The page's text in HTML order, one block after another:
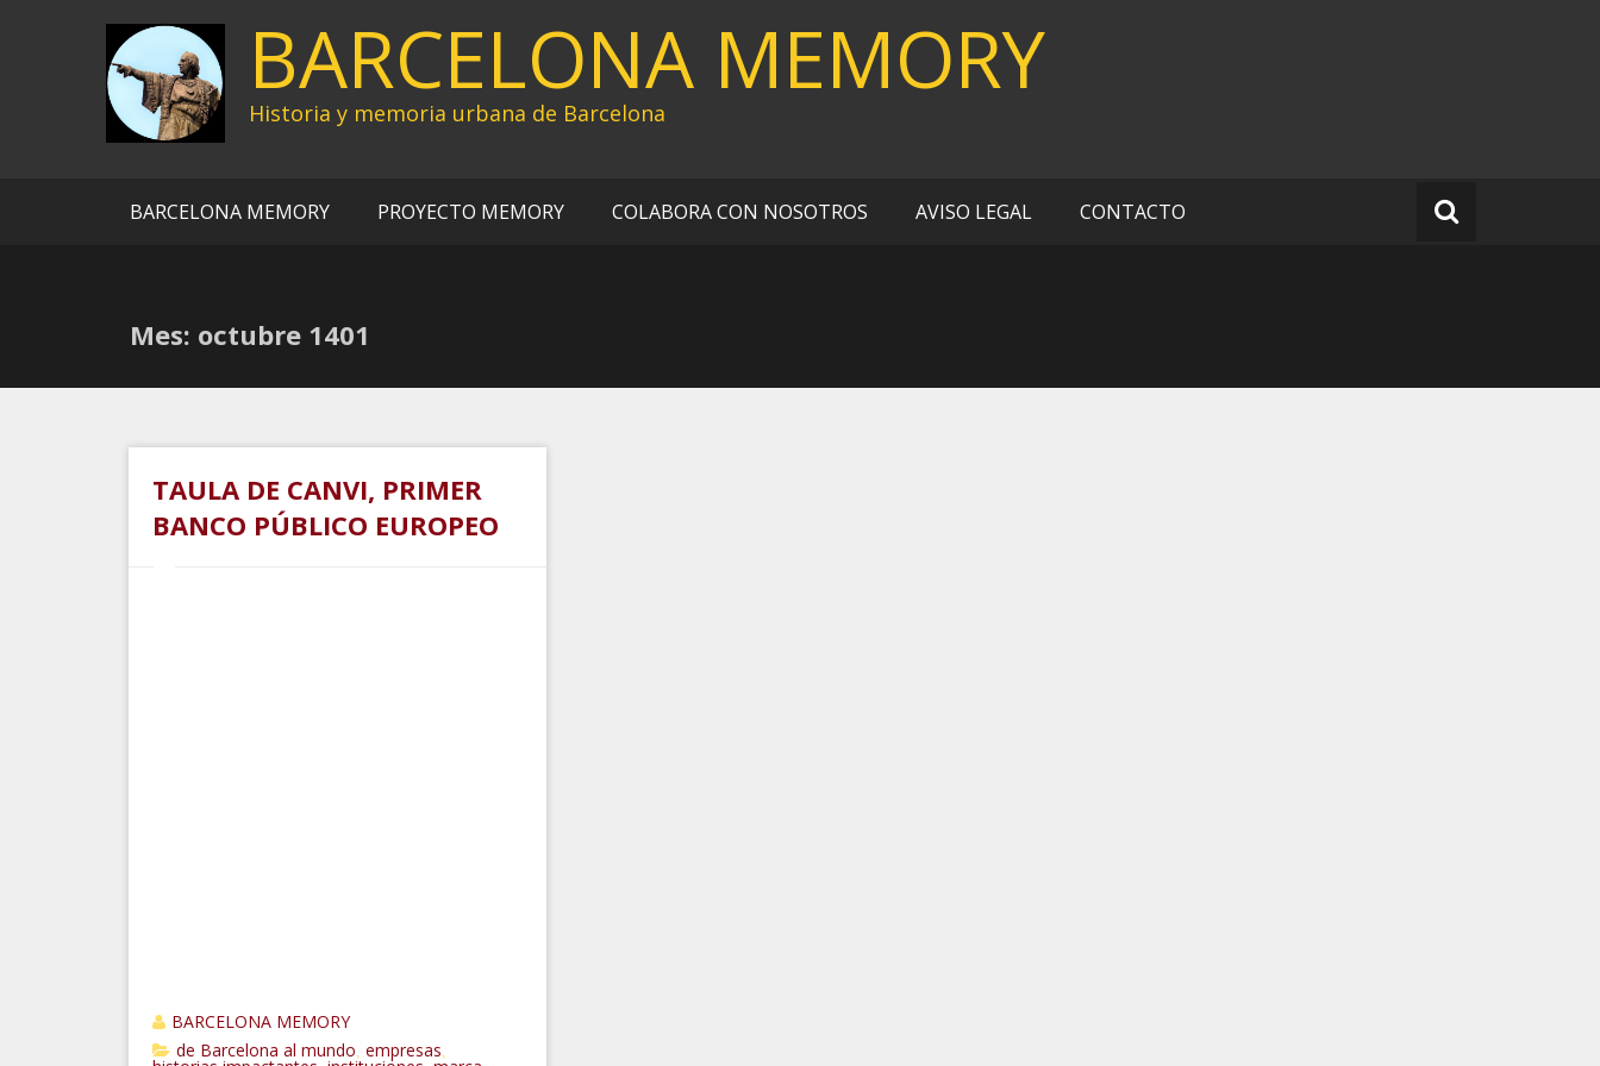
BARCELONA MEMORY
Historia y memoria urbana de Barcelona
BARCELONA MEMORY PROYECTO MEMORY COLABORA CON NOSOTROS AVISO LEGAL CONTACTO
Mes: octubre 1401
TAULA DE CANVI, PRIMER
BANCO PÚBLICO EUROPEO
BARCELONA MEMORY
de Barcelona al mundo empresas